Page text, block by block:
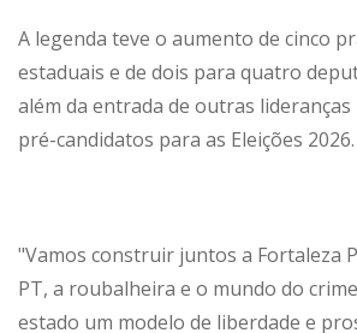
A legenda teve o aumento de cinco
estaduais e de dois para quatro
além da entrada de outras lideranças
pré-candidatos para as Eleições 2026.
"Vamos construir juntos a Fortaleza
PT, a roubalheira e o mundo do
estado um modelo de liberdade e